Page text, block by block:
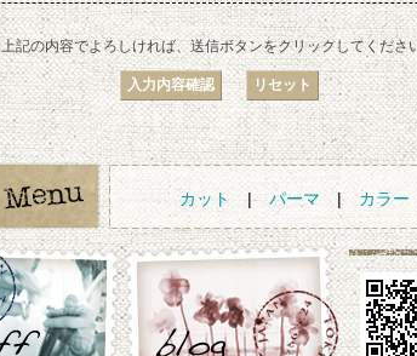
上記の内容でよろしければ、送信ボタンをクリックしてくださ
カット | パーマ |カラー